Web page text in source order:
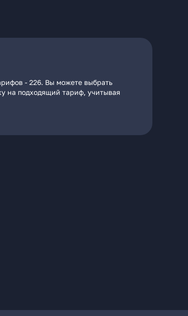
- 226. Вы можете выбрать
на подходящий тариф, учитывая